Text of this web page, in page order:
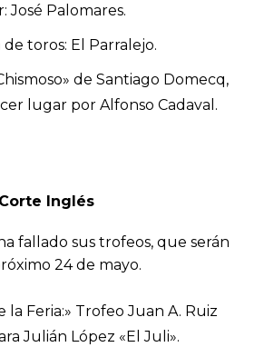
José Palomares.
toros: El Parralejo.
de Santiago Domecq,
lugar por Alfonso Cadaval.
Inglés
fallado sus trofeos, que serán
24 de mayo.
Feria:» Trofeo Juan A. Ruiz
Julián López «El Juli».